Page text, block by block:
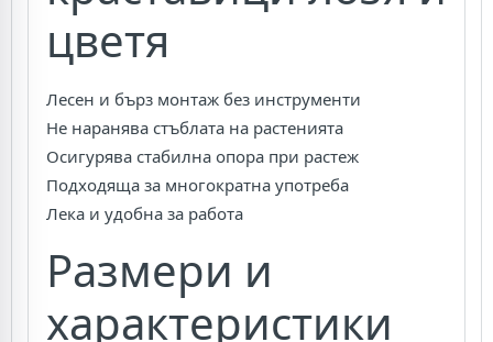
цветя
Лесен и бърз монтаж без инструменти
Не наранява стъблата на растенията
Осигурява стабилна опора при растеж
Подходяща за многократна употреба
Лека и удобна за работа
Размери и
характеристики